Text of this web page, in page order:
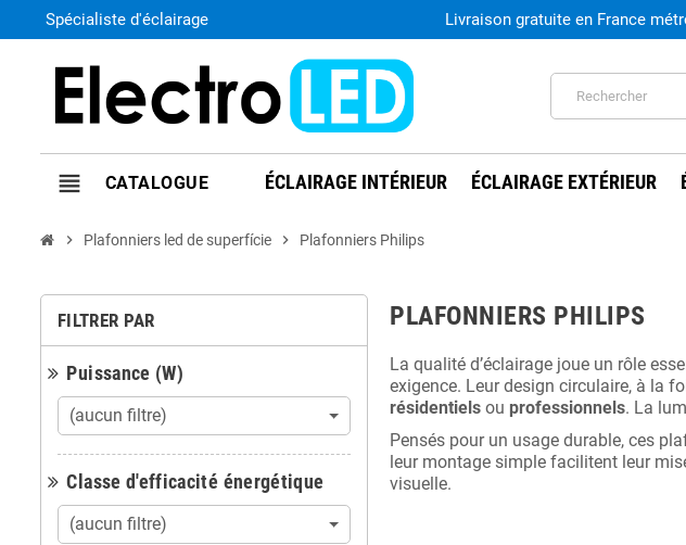
Spécialiste d'éclairage Livraison gratuite en France
view_headline ÉCLAIRAGE INTÉRIEUR ÉCLAIRAGE EXTÉRIEUR
chevron_right Plafonniers led de superfície chevron_right Plafonniers Philips
FILTRER PAR
Puissance (W)
(aucun filtre)
Classe d'efficacité énergétique
(aucun filtre)
PLAFONNIERS PHILIPS
La qualité d’éclairage joue un rôle
exigence. Leur design circulaire, à la
résidentiels ou professionnels. La
Pensés pour un usage durable, ces
leur montage simple facilitent leur
visuelle.